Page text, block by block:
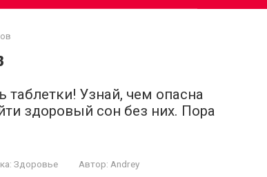
таблетки! Узнай, чем опасна
здоровый сон без них. Пора
Здоровье Автор: Andrey